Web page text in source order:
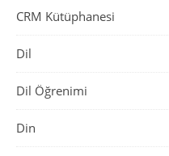
CRM Kütüphanesi
Dil
Dil Öğrenimi
Din